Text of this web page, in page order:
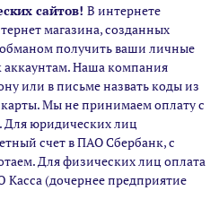
сайтов! В интернете
магазина,созданных
получить ваши личные
аккаунтам. Наша компания
или в письме назвать коды из
Мы не принимаем оплату с
Для юридических лиц
счет в ПАО Сбербанк, с
Для физических лиц оплата
(дочернее предприятие